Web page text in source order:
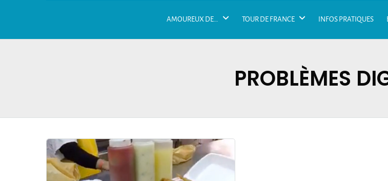
AMOUREUX DE… TOUR DE FRANCE INFOS PRATIQUES
PROBLÈMES